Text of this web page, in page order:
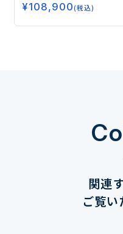
はー
¥108,900(税込)
関連
ご覧い